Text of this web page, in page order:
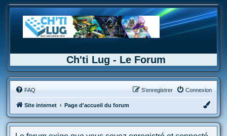
Ch'ti Lug - Le Forum
FAQ Connexion
S’enregistrer
Site internet Page d'accueil du forum